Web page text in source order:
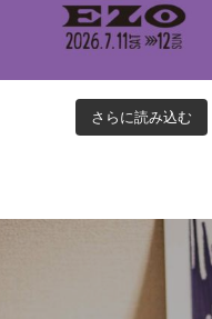
さらに読み込む